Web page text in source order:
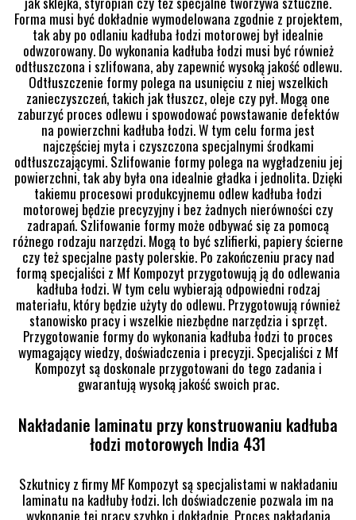
Forma musi być dokładnie wymodelowana zgodnie z projektem,
tak aby po odlaniu kadłuba łodzi motorowej był idealnie
odwzorowany. Do wykonania kadłuba łodzi musi być również
odtłuszczona i szlifowana, aby zapewnić wysoką jakość odlewu.
Odtłuszczenie formy polega na usunięciu z niej wszelkich
zanieczyszczeń, takich jak tłuszcz, oleje czy pył. Mogą one
zaburzyć proces odlewu i spowodować powstawanie defektów
na powierzchni kadłuba łodzi. W tym celu forma jest
najczęściej myta i czyszczona specjalnymi środkami
odtłuszczającymi. Szlifowanie formy polega na wygładzeniu jej
powierzchni, tak aby była ona idealnie gładka i jednolita. Dzięki
takiemu procesowi produkcyjnemu odlew kadłuba łodzi
motorowej będzie precyzyjny i bez żadnych nierówności czy
zadrapań. Szlifowanie formy może odbywać się za pomocą
różnego rodzaju narzędzi. Mogą to być szlifierki, papiery ścierne
czy też specjalne pasty polerskie. Po zakończeniu pracy nad
formą specjaliści z Mf Kompozyt przygotowują ją do odlewania
kadłuba łodzi. W tym celu wybierają odpowiedni rodzaj
materiału, który będzie użyty do odlewu. Przygotowują również
stanowisko pracy i wszelkie niezbędne narzędzia i sprzęt.
Przygotowanie formy do wykonania kadłuba łodzi to proces
wymagający wiedzy, doświadczenia i precyzji. Specjaliści z Mf
Kompozyt są doskonale przygotowani do tego zadania i
gwarantują wysoką jakość swoich prac.
Nakładanie laminatu przy konstruowaniu kadłuba
łodzi motorowych India 431
Szkutnicy z firmy MF Kompozyt są specjalistami w nakładaniu
laminatu na kadłuby łodzi. Ich doświadczenie pozwala im na
wykonanie tej pracy szybko i dokładnie. Proces nakładania